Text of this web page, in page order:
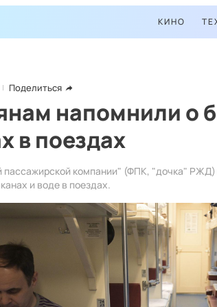
КИНО
Поделиться
напомнили о
в поездах
пассажирской компании" (ФПК, "дочка"
и воде в поездах.